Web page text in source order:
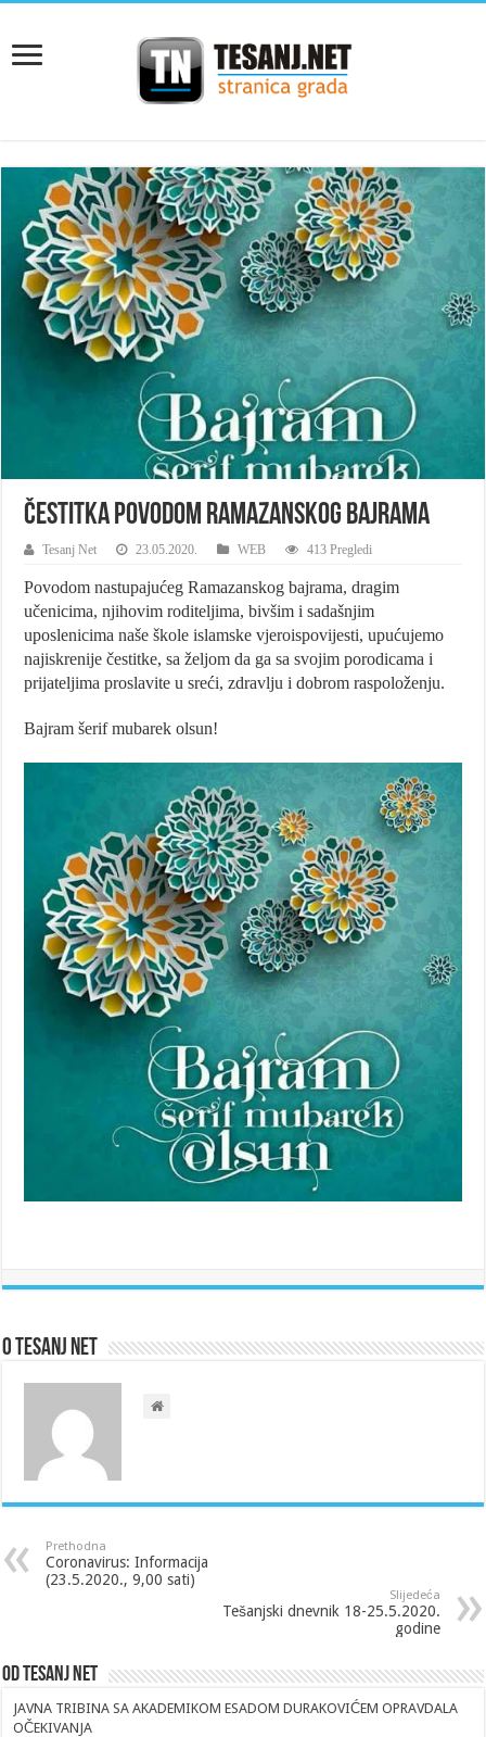
Čestitka povodom Ramazanskog bajrama
Tesanj Net 23.05.2020. WEB 413 Pregledi
Povodom nastupajućeg Ramazanskog bajrama, dragim
učenicima, njihovim roditeljima, bivšim i sadašnjim
uposlenicima naše škole islamske vjeroispovijesti, upućujemo
najiskrenije čestitke, sa željom da ga sa svojim porodicama i
prijateljima proslavite u sreći, zdravlju i dobrom raspoloženju.
Bajram šerif mubarek olsun!
O Tesanj Net
Prethodna
Coronavirus: Informacija
(23.5.2020., 9,00 sati)
Slijedeća
Tešanjski dnevnik 18-25.5.2020.
godine
Od Tesanj Net
JAVNA TRIBINA SA AKADEMIKOM ESADOM DURAKOVIĆEM OPRAVDALA
OČEKIVANJA